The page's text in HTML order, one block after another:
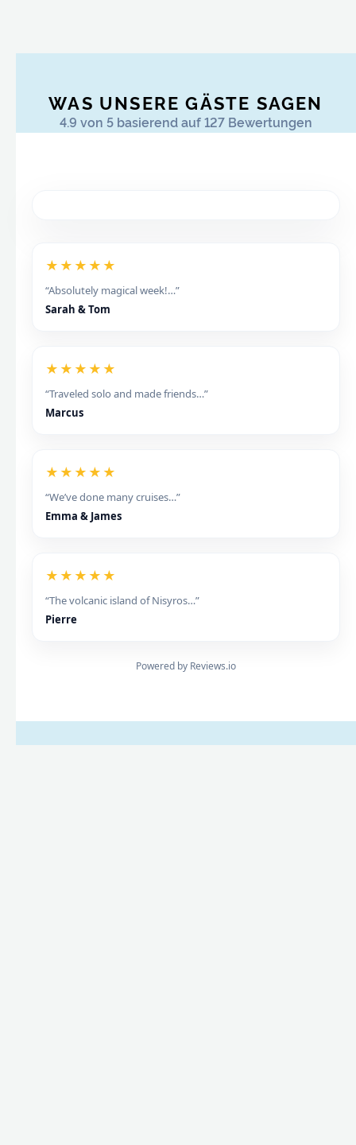
WAS UNSERE GÄSTE SAGEN
4.9 von 5 basierend auf 127 Bewertungen
★★★★★
“Absolutely magical week!…”
Sarah & Tom
★★★★★
“Traveled solo and made friends…”
Marcus
★★★★★
“We’ve done many cruises…”
Emma & James
★★★★★
“The volcanic island of Nisyros…”
Pierre
Powered by Reviews.io